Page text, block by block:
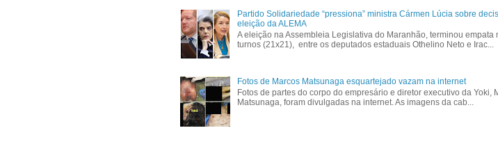
Partido Solidariedade “pressiona” ministra Cármen Lúcia sobre
eleição da ALEMA
A eleição na Assembleia Legislativa do Maranhão, terminou empata
turnos (21x21), entre os deputados estaduais Othelino Neto e Irac...
Fotos de Marcos Matsunaga esquartejado vazam na internet
Fotos de partes do corpo do empresário e diretor executivo da Yoki,
Matsunaga, foram divulgadas na internet. As imagens da cab...